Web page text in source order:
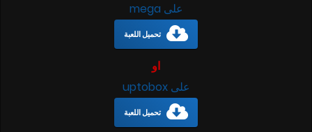
على mega
تحميل اللعبة
او
على uptobox
تحميل اللعبة